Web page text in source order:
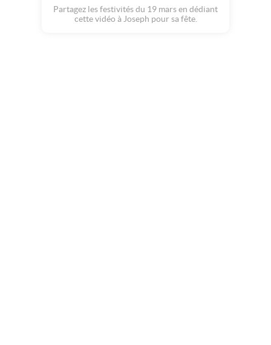
Partagez les festivités du 19 mars en dédiant
cette vidéo à Joseph pour sa fête.